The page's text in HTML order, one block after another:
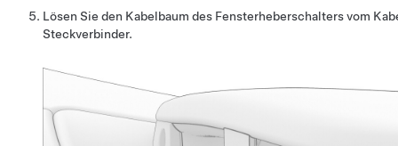
Lösen Sie den Kabelbaum des Fensterheberschalters vom
Steckverbinder.